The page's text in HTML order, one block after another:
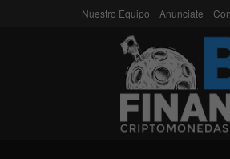
Nuestro Equipo Anunciate